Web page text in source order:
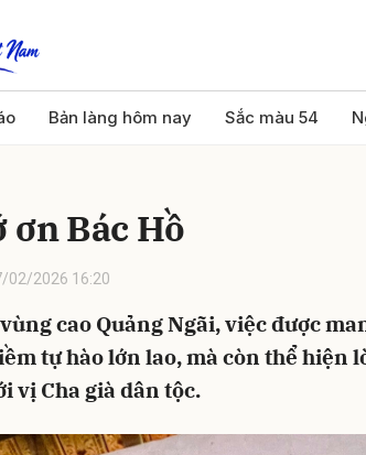
Bản làng hôm nay Sắc màu 54
ơn Bác Hồ
02/2026 16:20
cao Quảng Ngãi, việc được
tự hào lớn lao, mà còn thể hiện
vị Cha già dân tộc.
bình luận